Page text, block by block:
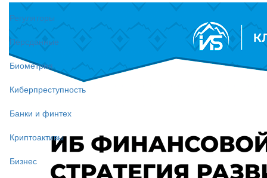
Регуляторы
Персданные
Биометрия
Киберпреступность
Банки и финтех
Криптоактивы
Бизнес